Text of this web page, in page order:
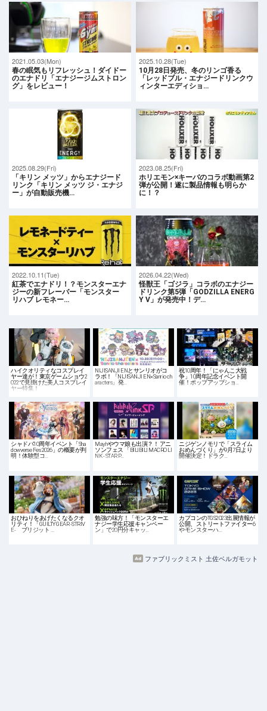
2021.05.03(Mon)
春の眠気もリフレッシュ！ダイドー
のエナドリ「エナジージムストロン
グ」をレビュー！
2025.10.28(Tue)
10月28日発売、冬のリンゴ香る
「レッドブル・エナジードリンクウ
ィンターエディショ…
2025.08.29(Fri)
「キリン メッツ」からエナジード
リンク「キリン メッツ ジ・エナジ
ー」が自動販売機…
2023.08.25(Fri)
ホリエモン×キーバのコラボ動画第2
弾が公開！遂に製品情報も明らか
に！？
2022.10.11(Tue)
紅茶でエナドリ！？モンスターエナ
ジーの新フレーバー「モンスター
リハブ レモネー…
2026.04.22(Wed)
怪獣王「ゴジラ」コラボのエナジー
ドリンク第5弾「GODZILLA ENERG
Y Ⅴ」が発売中！デ…
ハイクオリティなコスプレイ
ヤー達が！東京ゲームショウ2
022で見掛けた美人コスプレイ
ヤー特集！
NIJISANJI ENとサンリオがコ
ラボ！「NIJISANJI EN×Sanrio ch
aracters」発…
祝10周年！「にゃんこ大戦
争」10周年記念イベント開
催！ポップアップショ…
シャドバ10周年イベント「Sha
dowverse Fes 2026」の概要が判
明！体験型コ…
May’nやウマ娘も出演？！ アニ
ソンフェス 「BILIBILI MACRO LI
NK - STAR P…
ニジゲンノモリで「スライム
おめんづくり」が9月7日より
開催決定！ドラク…
おひねりをあげたくなるクオ
リティ！「GUILTY GEAR -STRIV
E- ブリジット …
勉強の味方！「モンスターエ
ナジー学生応援キャンペー
ン」で20円分キャッ…
カプコンのTGS2023出展情報が
公開、ストリートファイター6
やモンスターハ…
ファブリックミスト 土佐ベルガモット